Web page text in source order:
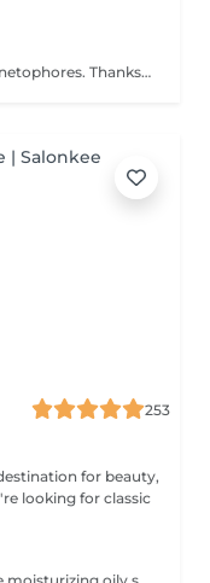
A unique technique in the world of magnetophores. Thanks to magnetic fields attraction encapsulated in a mini, hand-held machine this technique allows for the force of passage of cosmetic active ingredients through the skin barrier to act in the core of the cells. Visible result of the first session. The capsules are carefully chosen according to a consultation with your for your specific needs. Youthful looking skin without injections! The added Led Light experience puts you in a complete state of bliss as it perforates deeper penetration of the products and reinforces skin rejuvenation and skin repair. An added +!
253
for beauty,